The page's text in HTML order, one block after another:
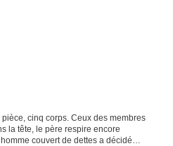
cinq corps. Ceux des membres
la tête, le père respire encore
couvert de dettes a décidé